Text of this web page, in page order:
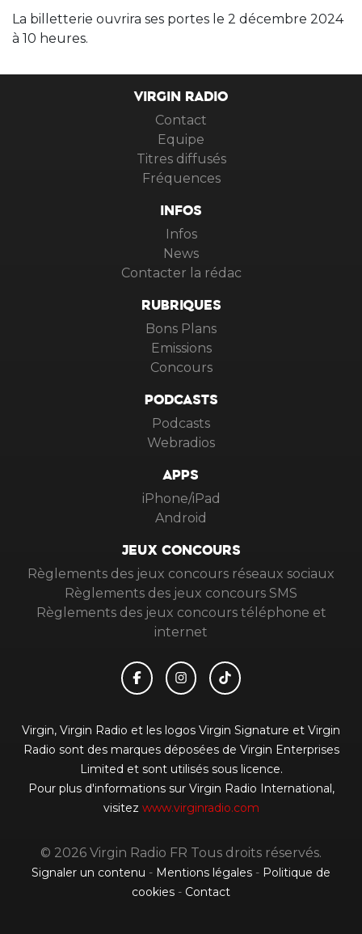
La billetterie ouvrira ses portes le 2 décembre 2024
à 10 heures.
VIRGIN RADIO
Contact
Equipe
Titres diffusés
Fréquences
INFOS
Infos
News
Contacter la rédac
RUBRIQUES
Bons Plans
Emissions
Concours
PODCASTS
Podcasts
Webradios
APPS
iPhone/iPad
Android
JEUX CONCOURS
Règlements des jeux concours réseaux sociaux
Règlements des jeux concours SMS
Règlements des jeux concours téléphone et
internet
Virgin, Virgin Radio et les logos Virgin Signature et Virgin
Radio sont des marques déposées de Virgin Enterprises
Limited et sont utilisés sous licence.
Pour plus d'informations sur Virgin Radio International,
visitez www.virginradio.com
© 2026 Virgin Radio FR Tous droits réservés.
Signaler un contenu - Mentions légales - Politique de
cookies - Contact